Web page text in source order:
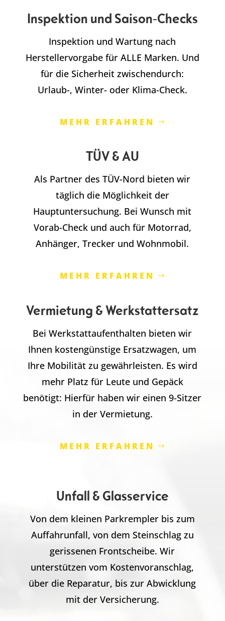
Inspektion und Saison-Checks
Inspektion und Wartung nach
Herstellervorgabe für ALLE Marken. Und
für die Sicherheit zwischendurch:
Urlaub-, Winter- oder Klima-Check.
MEHR ERFAHREN
TÜV & AU
Als Partner des TÜV-Nord bieten wir
täglich die Möglichkeit der
Hauptuntersuchung. Bei Wunsch mit
Vorab-Check und auch für Motorrad,
Anhänger, Trecker und Wohnmobil.
MEHR ERFAHREN
Vermietung & Werkstattersatz
Bei Werkstattaufenthalten bieten wir
Ihnen kostengünstige Ersatzwagen, um
Ihre Mobilität zu gewährleisten. Es wird
mehr Platz für Leute und Gepäck
benötigt: Hierfür haben wir einen 9-Sitzer
in der Vermietung.
MEHR ERFAHREN
Unfall & Glasservice
Von dem kleinen Parkrempler bis zum
Auffahrunfall, von dem Steinschlag zu
gerissenen Frontscheibe. Wir
unterstützen vom Kostenvoranschlag,
über die Reparatur, bis zur Abwicklung
mit der Versicherung.